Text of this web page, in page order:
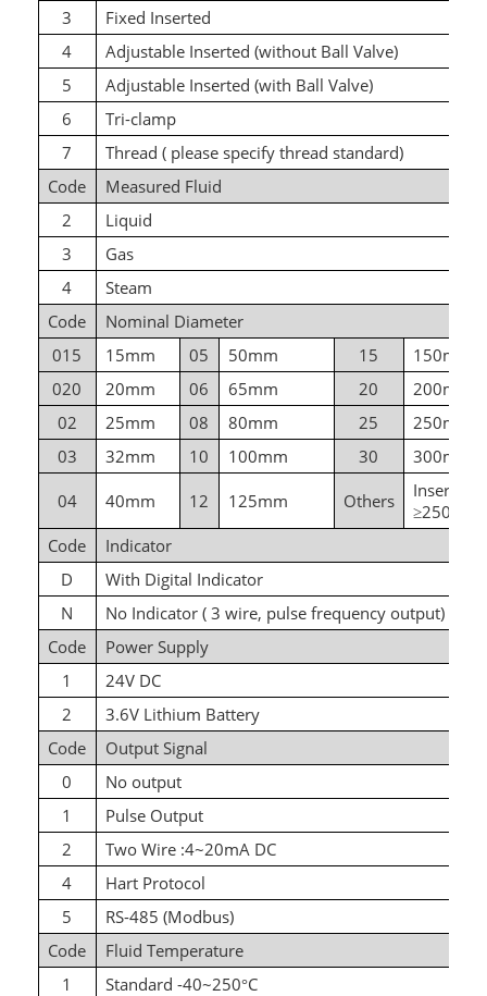
3
Fixed Inserted
4
Adjustable Inserted (without Ball Valve)
5
Adjustable Inserted (with Ball Valve)
6
Tri-clamp
7
Thread ( please specify thread standard)
Code
Measured Fluid
2
Liquid
3
Gas
4
Steam
Code
Nominal Diameter
015
15mm 05 50mm 15
150mm
020
20mm 06 65mm 20
200mm
02
25mm 08 80mm 25
250mm
03
32mm 10 100mm 30 300mm
04 40mm 12 125mm Others Inserted
≥250mm
Code
Indicator
D
With Digital Indicator
N
No Indicator ( 3 wire, pulse frequency output)
Code
Power Supply
1
24V DC
2
3.6V Lithium Battery
Code
Output Signal
0
No output
1
Pulse Output
2
Two Wire :4~20mA DC
4
Hart Protocol
5
RS-485 (Modbus)
Code
Fluid Temperature
1
Standard -40~250°C